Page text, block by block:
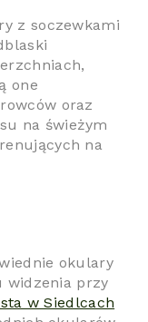
z soczewkami
one
oraz
na świeżym
na
okulary
widzenia przy
w Siedlcach